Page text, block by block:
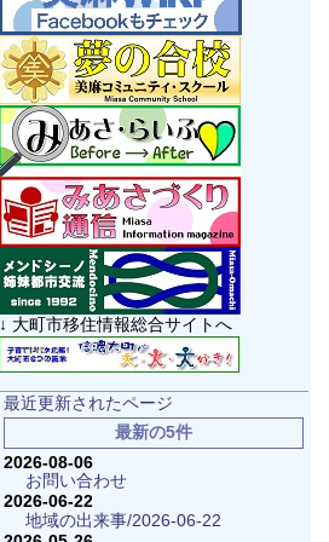
↓ 大町市移住情報総合サイトへ
最近更新されたページ
最新の5件
2026-08-06
お問い合わせ
2026-06-22
地域の出来事/2026-06-22